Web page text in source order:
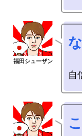
な
こ